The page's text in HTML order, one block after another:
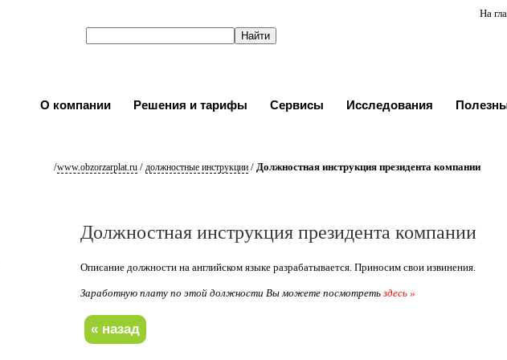
На
О компании Решения и тарифы Сервисы Исследования
/www.obzorzarplat.ru/ должностные инструкции/ Должностная инструкция президента компании
Должностная инструкция президента компании
Описание должности на английском языке разрабатывается. Приносим свои извинения.
Заработную плату по этой должности Вы можете посмотретьздесь »